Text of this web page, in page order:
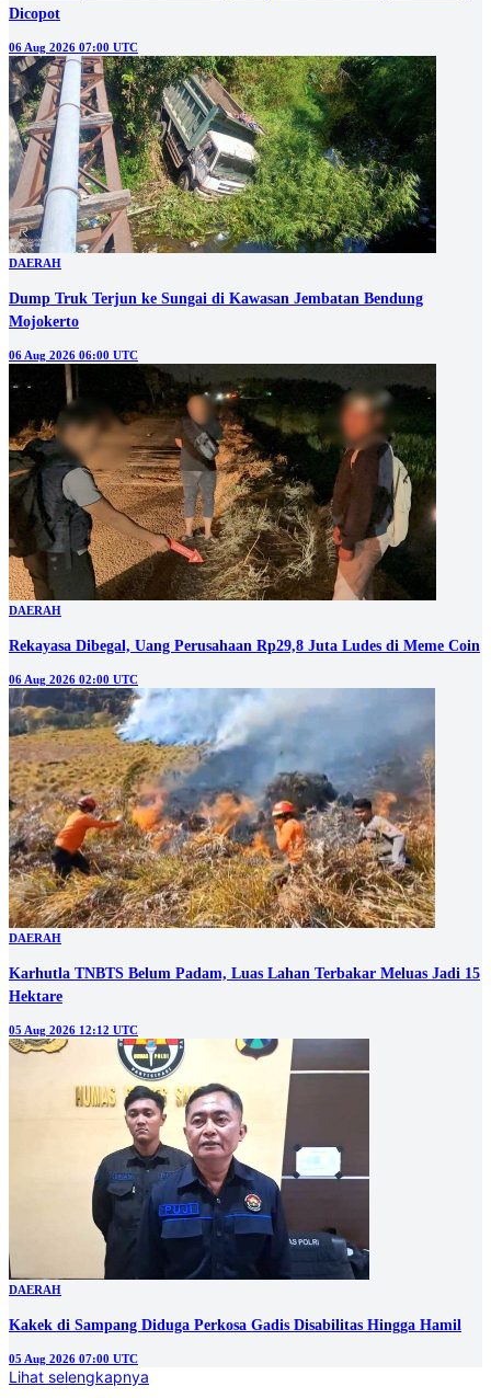
Dicopot
06 Aug 2026 07:00 UTC
DAERAH
Dump Truk Terjun ke Sungai di Kawasan Jembatan Bendung
Mojokerto
06 Aug 2026 06:00 UTC
DAERAH
Rekayasa Dibegal, Uang Perusahaan Rp29,8 Juta Ludes di Meme Coin
06 Aug 2026 02:00 UTC
DAERAH
Karhutla TNBTS Belum Padam, Luas Lahan Terbakar Meluas Jadi 15
Hektare
05 Aug 2026 12:12 UTC
DAERAH
Kakek di Sampang Diduga Perkosa Gadis Disabilitas Hingga Hamil
05 Aug 2026 07:00 UTC
Lihat selengkapnya